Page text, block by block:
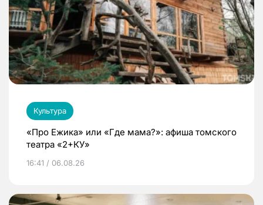
Культура
«Про Ежика» или «Где мама?»: афиша томского
театра «2+КУ»
16:41 / 06.08.26